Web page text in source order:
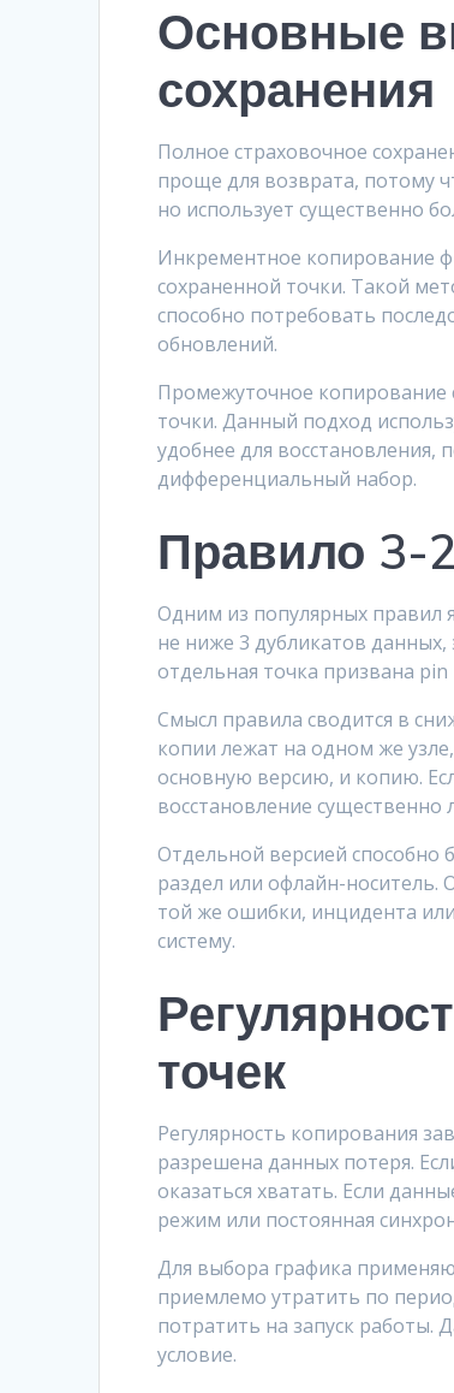
Основные
сохранения
Полное страховочное
проще для возврата, потому
но использует существенно
Инкрементное копирование
сохраненной точки. Такой
способно потребовать
обновлений.
Промежуточное копирование
точки. Данный подход
удобнее для восстановления,
дифференциальный набор.
Правило 3-
Одним из популярных правил
не ниже 3 дубликатов данных,
отдельная точка призвана
Смысл правила сводится в
копии лежат на одном же
основную версию, и копию.
восстановление существенно
Отдельной версией способно
раздел или офлайн-носитель.
той же ошибки, инцидента
систему.
точек
Регулярность копирования
разрешена данных потеря.
оказаться хватать. Если
режим или постоянная
Для выбора графика
приемлемо утратить по
потратить на запуск работы.
условие.